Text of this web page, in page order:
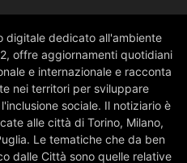
digitale dedicato all'ambiente
offre aggiornamenti quotidiani
e internazionale e racconta
nei territori per sviluppare
sociale. Il notiziario è
alle città di Torino, Milano,
Le tematiche che da ben
dalle Città sono quelle relative